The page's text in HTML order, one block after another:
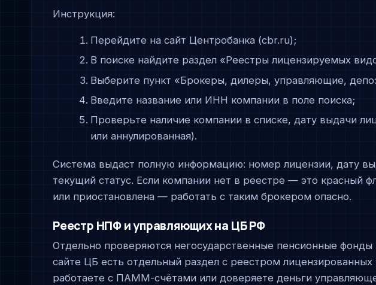
Инструкция:
Перейдите на сайт Центробанка (cbr.ru);
В поиске найдите раздел «Реестры лицензируемых
Выберите пункт «Брокеры, дилеры, управляющие,
Введите название или ИНН компании в поле поиска;
Проверьте наличие компании в списке, дату выдачи
или аннулированная).
Система выдаст полную информацию: номер лицензии, дату
текущий статус. Если компании нет в реестре — это красный
или приостановлена — работать с таким брокером опасно.
Реестр НПФ и управляющих на ЦБ РФ
Отдельно проверяются негосударственные пенсионные
сайте ЦБ есть отдельный раздел с реестром
работаете с ПАММ-счётами или доверяете деньги